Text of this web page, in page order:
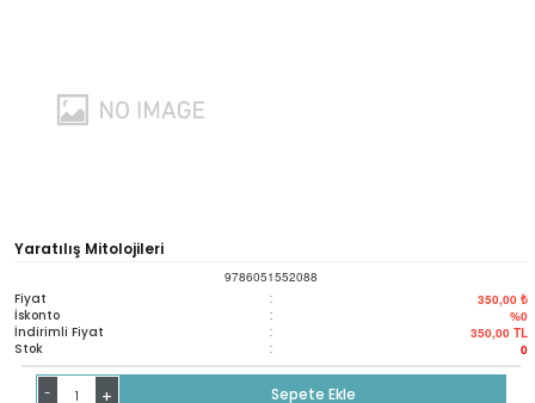
Yaratılış Mitolojileri
9786051552088
Fiyat : 350,00 ₺
İskonto : %0
İndirimli Fiyat : 350,00 TL
Stok : 0
- +
Sepete Ekle